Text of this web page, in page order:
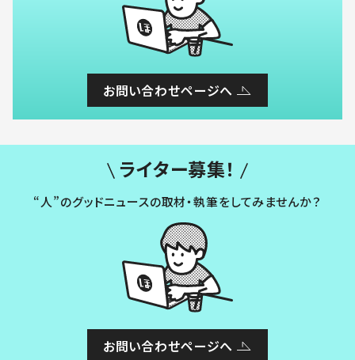
お問い合わせページへ
ライター募集！
“人”のグッドニュースの取材・執筆をしてみませんか？
お問い合わせページへ